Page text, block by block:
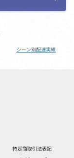
シーン別配達実績
特定商取引法表記